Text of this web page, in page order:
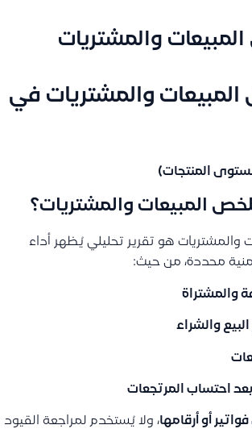
والمشتريات
والمشتريات في
المنتجات)
المبيعات والمشتريات؟
والمشتريات هو تقرير تحليلي يُظهر أداء
محددة، من حيث:
والمشتراة
والشراء
احتساب المرتجعات
أو أرقامها، ولا يُستخدم لمراجعة القيود